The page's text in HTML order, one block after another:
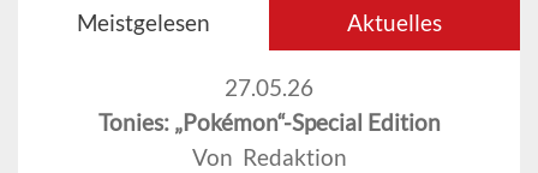
Meistgelesen Aktuelles
27.05.26
Tonies: „Pokémon“-Special Edition
Von Redaktion